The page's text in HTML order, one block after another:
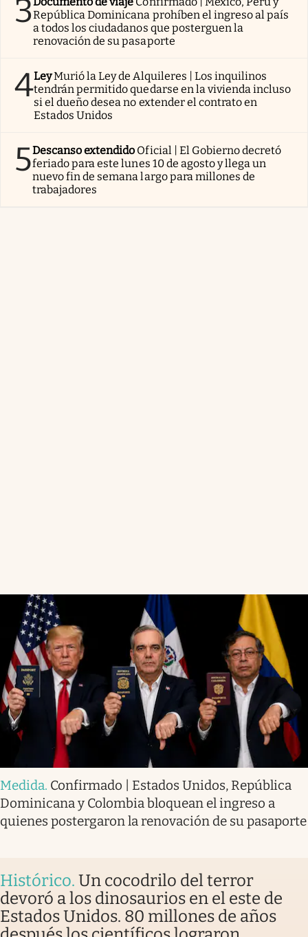
3República Dominicana prohíben el ingreso al país
a todos los ciudadanos que posterguen la
renovación de su pasaporte
4LeyMurió la Ley de Alquileres | Los inquilinos
tendrán permitido quedarse en la vivienda incluso
si el dueño desea no extender el contrato en
Estados Unidos
5Descanso extendido Oficial | El Gobierno decretó
feriado para este lunes 10 de agosto y llega un
nuevo fin de semana largo para millones de
trabajadores
Medida. Confirmado | Estados Unidos, República
Dominicana y Colombia bloquean el ingreso a
quienes postergaron la renovación de su pasaporte
Histórico. Un cocodrilo del terror
devoró a los dinosaurios en el este de
Estados Unidos. 80 millones de años